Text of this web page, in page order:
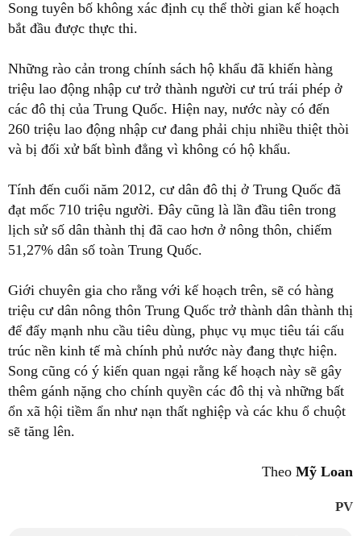
Song tuyên bố không xác định cụ thể thời gian kế hoạch
bắt đầu được thực thi.
Những rào cản trong chính sách hộ khẩu đã khiến hàng
triệu lao động nhập cư trở thành người cư trú trái phép ở
các đô thị của Trung Quốc. Hiện nay, nước này có đến
260 triệu lao động nhập cư đang phải chịu nhiều thiệt thòi
và bị đối xử bất bình đẳng vì không có hộ khẩu.
Tính đến cuối năm 2012, cư dân đô thị ở Trung Quốc đã
đạt mốc 710 triệu người. Đây cũng là lần đầu tiên trong
lịch sử số dân thành thị đã cao hơn ở nông thôn, chiếm
51,27% dân số toàn Trung Quốc.
Giới chuyên gia cho rằng với kế hoạch trên, sẽ có hàng
triệu cư dân nông thôn Trung Quốc trở thành dân thành thị
để đẩy mạnh nhu cầu tiêu dùng, phục vụ mục tiêu tái cấu
trúc nền kinh tế mà chính phủ nước này đang thực hiện.
Song cũng có ý kiến quan ngại rằng kế hoạch này sẽ gây
thêm gánh nặng cho chính quyền các đô thị và những bất
ổn xã hội tiềm ẩn như nạn thất nghiệp và các khu ổ chuột
sẽ tăng lên.
Theo Mỹ Loan
PV